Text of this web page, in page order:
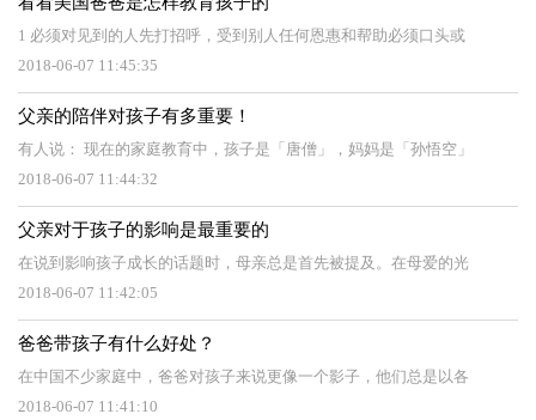
1 必须对见到的人先打招呼，受到别人任何恩惠和帮助必须口头或
2018-06-07 11:45:35
父亲的陪伴对孩子有多重要！
有人说： 现在的家庭教育中，孩子是「唐僧」，妈妈是「孙悟空」
2018-06-07 11:44:32
父亲对于孩子的影响是最重要的
在说到影响孩子成长的话题时，母亲总是首先被提及。在母爱的光
2018-06-07 11:42:05
爸爸带孩子有什么好处？
在中国不少家庭中，爸爸对孩子来说更像一个影子，他们总是以各
2018-06-07 11:41:10